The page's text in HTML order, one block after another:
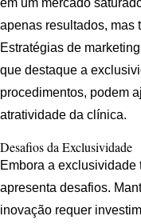
apenas resultados, mas
Estratégias de
que destaque a
procedimentos, podem
atratividade da clínica.
Desafios da Exclusividade
Embora a exclusividade
apresenta desafios.
inovação requer